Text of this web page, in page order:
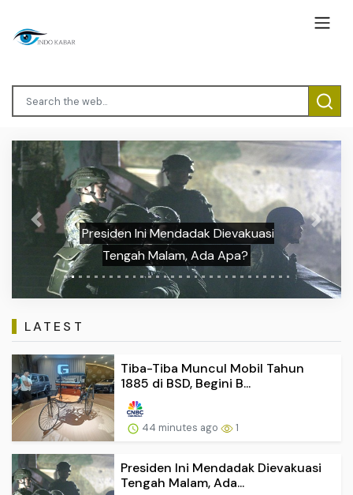
Presiden Ini Mendadak Dievakuasi
Tengah Malam, Ada Apa?
Previous Next
LATEST
Tiba-Tiba Muncul Mobil Tahun
1885 di BSD, Begini B...
44 minutes ago 1
Presiden Ini Mendadak Dievakuasi
Tengah Malam, Ada...